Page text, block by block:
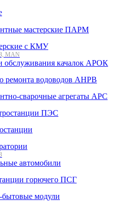
мастерские ПАРМ
с КМУ
MAN
обслуживания качалок АРОК
ремонта водоводов АНРВ
сварочные агрегаты АРС
ПЭС
автомобили
горючего ПСГ
модули